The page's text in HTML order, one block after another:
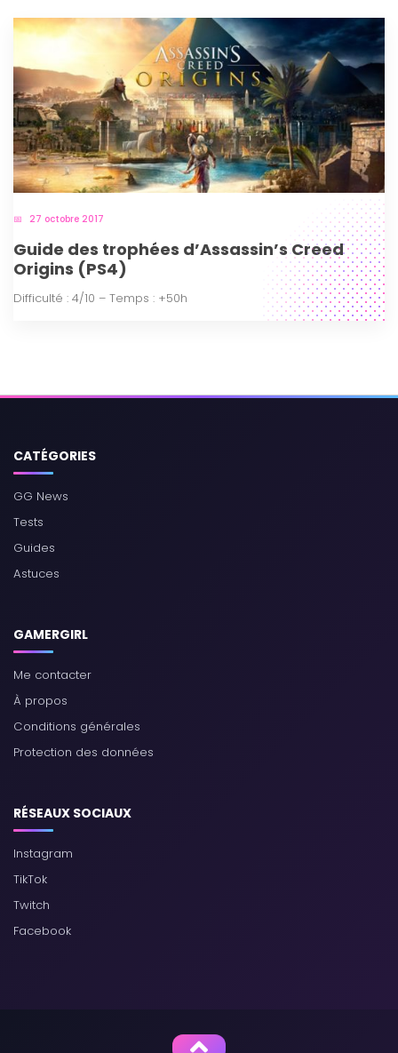
27 octobre 2017
Guide des trophées d’Assassin’s Creed
Origins (PS4)
Difficulté : 4/10 – Temps : +50h
CATÉGORIES
GG News
Tests
Guides
Astuces
GAMERGIRL
Me contacter
À propos
Conditions générales
Protection des données
RÉSEAUX SOCIAUX
Instagram
TikTok
Twitch
Facebook